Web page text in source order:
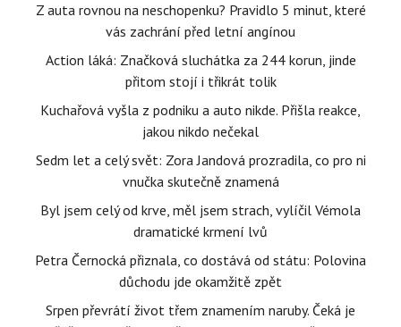
Z auta rovnou na neschopenku? Pravidlo 5 minut, které
vás zachrání před letní angínou
Action láká: Značková sluchátka za 244 korun, jinde
přitom stojí i třikrát tolik
Kuchařová vyšla z podniku a auto nikde. Přišla reakce,
jakou nikdo nečekal
Sedm let a celý svět: Zora Jandová prozradila, co pro ni
vnučka skutečně znamená
Byl jsem celý od krve, měl jsem strach, vylíčil Vémola
dramatické krmení lvů
Petra Černocká přiznala, co dostává od státu: Polovina
důchodu jde okamžitě zpět
Srpen převrátí život třem znamením naruby. Čeká je